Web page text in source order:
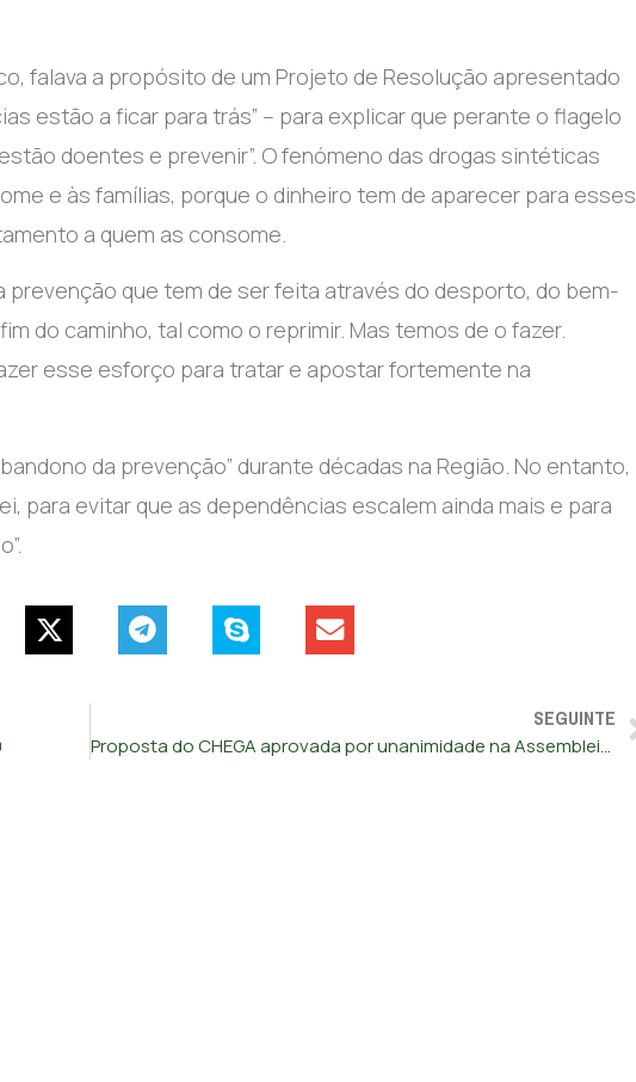
falava a propósito de um Projeto de Resolução apresentado
estão a ficar para trás” – para explicar que perante o flagelo
doentes e prevenir”. O fenómeno das drogas sintéticas
e às famílias, porque o dinheiro tem de aparecer para esses
a quem as consome.
prevenção que tem de ser feita através do desporto, do bem-
do caminho, tal como o reprimir. Mas temos de o fazer.
esse esforço para tratar e apostar fortemente na
da prevenção” durante décadas na Região. No entanto,
para evitar que as dependências escalem ainda mais e para
SEGUINTE
Proposta do CHEGA aprovada por unanimidade na Assembleia Municipal de Leiria